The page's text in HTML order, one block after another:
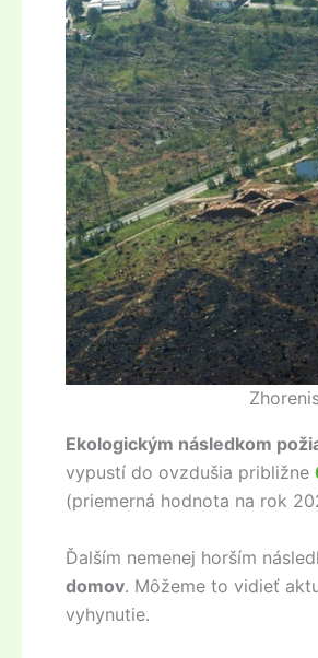
Ekologickým následkom
vypustí do ovzdušia približne
(priemerná hodnota na rok
Ďalším nemenej horším
domov. Môžeme to vidieť
vyhynutie.